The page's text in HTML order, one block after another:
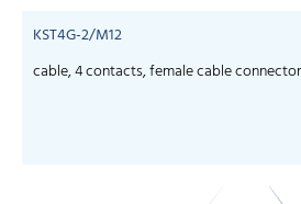
KST4G-2/M12
cable, 4 contacts, female cable